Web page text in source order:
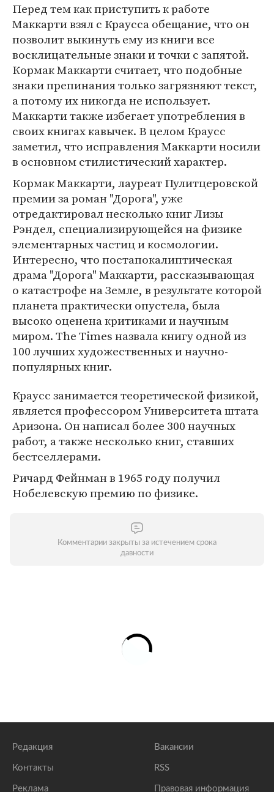
Перед тем как приступить к работе
Маккарти взял с Краусса обещание, что он
позволит выкинуть ему из книги все
восклицательные знаки и точки с запятой.
Кормак Маккарти считает, что подобные
знаки препинания только загрязняют текст,
а потому их никогда не использует.
Маккарти также избегает употребления в
своих книгах кавычек. В целом Краусс
заметил, что исправления Маккарти носили
в основном стилистический характер.
Кормак Маккарти, лауреат Пулитцеровской
премии за роман "Дорога", уже
отредактировал несколько книг Лизы
Рэндел, специализирующейся на физике
элементарных частиц и космологии.
Интересно, что постапокалиптическая
драма "Дорога" Маккарти, рассказывающая
о катастрофе на Земле, в результате которой
планета практически опустела, была
высоко оценена критиками и научным
миром. The Times назвала книгу одной из
100 лучших художественных и научно-
популярных книг.
Краусс занимается теоретической физикой,
является профессором Университета штата
Аризона. Он написал более 300 научных
работ, а также несколько книг, ставших
бестселлерами.
Ричард Фейнман в 1965 году получил
Нобелевскую премию по физике.
Комментарии закрыты за истечением срока
давности
Редакция
Контакты
Реклама
Вакансии
RSS
Правовая информация